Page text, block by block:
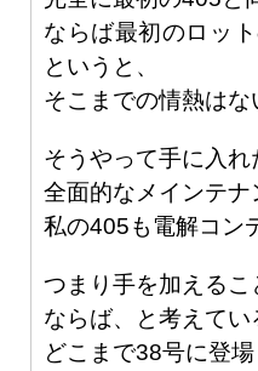
ならば最初のロッ
というと、
そこまでの情熱はな
そうやって手に入
全面的なメインテ
私の405も電解コン
つまり手を加えるこ
ならば、と考えてい
どこまで38号に登